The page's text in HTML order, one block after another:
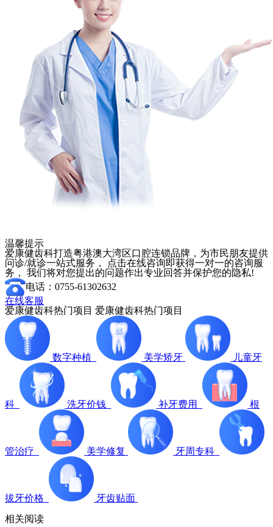
温馨提示
爱康健齿科打造粤港澳大湾区口腔连锁品牌，为市民朋友提供
问诊/就诊一站式服务， 点击在线咨询即获得一对一的咨询服
务， 我们将对您提出的问题作出专业回答并保护您的隐私!
电话：0755-61302632
在线客服
爱康健齿科热门项目 爱康健齿科热门项目
数字种植 美学矫牙 儿童牙
科 洗牙价钱 补牙费用 根
管治疗 美学修复 牙周专科
拔牙价格
牙齿贴面
相关阅读